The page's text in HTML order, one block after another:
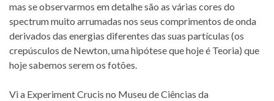
mas se observarmos em detalhe são as várias cores do
spectrum muito arrumadas nos seus comprimentos de onda
derivados das energias diferentes das suas partículas (os
crepúsculos de Newton, uma hipótese que hoje é Teoria) que
hoje sabemos serem os fotões.
Vi a Experiment Crucis no Museu de Ciências da